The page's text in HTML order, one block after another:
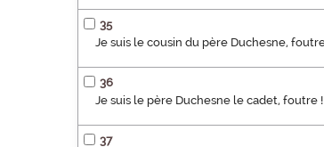
35
Je suis le cousin du père Duchesne,
36
Je suis le père Duchesne le cadet, foutre !
37